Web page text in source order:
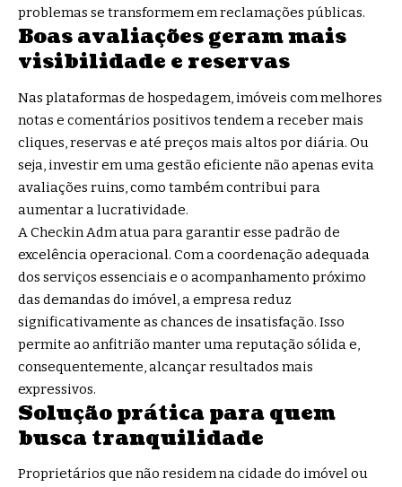
problemas se transformem em reclamações públicas.
Boas avaliações geram mais
visibilidade e reservas
Nas plataformas de hospedagem, imóveis com melhores
notas e comentários positivos tendem a receber mais
cliques, reservas e até preços mais altos por diária. Ou
seja, investir em uma gestão eficiente não apenas evita
avaliações ruins, como também contribui para
aumentar a lucratividade.
A Checkin Adm atua para garantir esse padrão de
excelência operacional. Com a coordenação adequada
dos serviços essenciais e o acompanhamento próximo
das demandas do imóvel, a empresa reduz
significativamente as chances de insatisfação. Isso
permite ao anfitrião manter uma reputação sólida e,
consequentemente, alcançar resultados mais
expressivos.
Solução prática para quem
busca tranquilidade
Proprietários que não residem na cidade do imóvel ou